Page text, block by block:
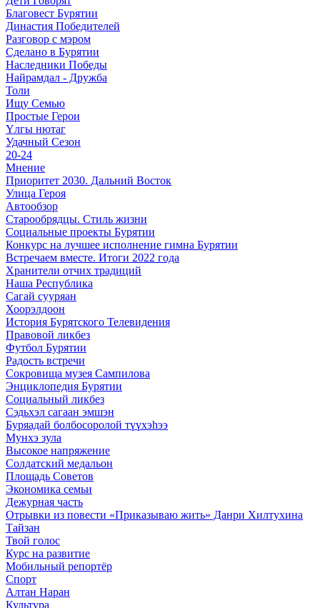
Благовест Бурятии
Династия Победителей
Разговор с мэром
Сделано в Бурятии
Наследники Победы
Найрамдал - Дружба
Толи
Ищу Cемью
Простые Герои
Үлгы нютаг
Удачный Сезон
20-24
Мнение
Приоритет 2030. Дальний Восток
Улица Героя
Автообзор
Старообрядцы. Cтиль жизни
Социальные проекты Бурятии
Конкурс на лучшее исполнение гимна Бурятии
Встречаем вместе. Итоги 2022 года
Хранители отчих традиций
Наша Республика
Сагай сууряан
Хоорэлдоон
История Бурятского Телевидения
Правовой ликбез
Футбол Бурятии
Радость встречи
Сокровища музея Сампилова
Энциклопедия Бурятии
Социальный ликбез
Сэдьхэл сагаан эмшэн
Буряадай болбосоролой түүхэhээ
Мунхэ зула
Высокое напряжение
Солдатский медальон
Площадь Советов
Экономика семьи
Дежурная часть
Отрывки из повести «Приказываю жить» Данри Хилтухина
Тайзан
Твой голос
Курс на развитие
Мобильный репортёр
Спорт
Алтан Наран
Культура